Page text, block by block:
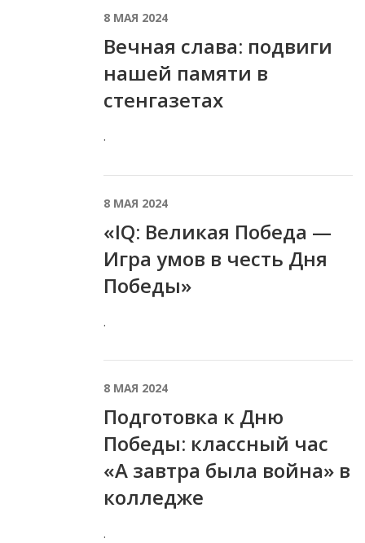
8 МАЯ 2024
Вечная слава: подвиги
нашей памяти в
стенгазетах
.
8 МАЯ 2024
«IQ: Великая Победа —
Игра умов в честь Дня
Победы»
.
8 МАЯ 2024
Подготовка к Дню
Победы: классный час
«А завтра была война» в
колледже
.